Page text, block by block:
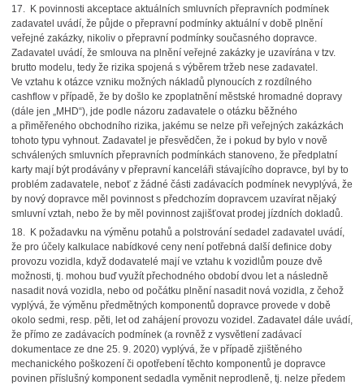
17. K povinnosti akceptace aktuálních smluvních přepravních podmínek
zadavatel uvádí, že půjde o přepravní podmínky aktuální v době plnění
veřejné zakázky, nikoliv o přepravní podmínky současného dopravce.
Zadavatel uvádí, že smlouva na plnění veřejné zakázky je uzavírána v tzv.
brutto modelu, tedy že rizika spojená s výběrem tržeb nese zadavatel.
Ve vztahu k otázce vzniku možných nákladů plynoucích z rozdílného
cashflow v případě, že by došlo ke zpoplatnění městské hromadné dopravy
(dále jen „MHD“), jde podle názoru zadavatele o otázku běžného
a přiměřeného obchodního rizika, jakému se nelze při veřejných zakázkách
tohoto typu vyhnout. Zadavatel je přesvědčen, že i pokud by bylo v nově
schválených smluvních přepravních podmínkách stanoveno, že předplatní
karty mají být prodávány v přepravní kanceláři stávajícího dopravce, byl by to
problém zadavatele, neboť z žádné části zadávacích podmínek nevyplývá, že
by nový dopravce měl povinnost s předchozím dopravcem uzavírat nějaký
smluvní vztah, nebo že by měl povinnost zajišťovat prodej jízdních dokladů.
18. K požadavku na výměnu potahů a polstrování sedadel zadavatel uvádí,
že pro účely kalkulace nabídkové ceny není potřebná další definice doby
provozu vozidla, když dodavatelé mají ve vztahu k vozidlům pouze dvě
možnosti, tj. mohou buď využít přechodného období dvou let a následně
nasadit nová vozidla, nebo od počátku plnění nasadit nová vozidla, z čehož
vyplývá, že výměnu předmětných komponentů dopravce provede v době
okolo sedmi, resp. pěti, let od zahájení provozu vozidel. Zadavatel dále uvádí,
že přímo ze zadávacích podmínek (a rovněž z vysvětlení zadávací
dokumentace ze dne 25. 9. 2020) vyplývá, že v případě zjištěného
mechanického poškození či opotřebení těchto komponentů je dopravce
povinen příslušný komponent sedadla vyměnit neprodleně, tj. nelze předem